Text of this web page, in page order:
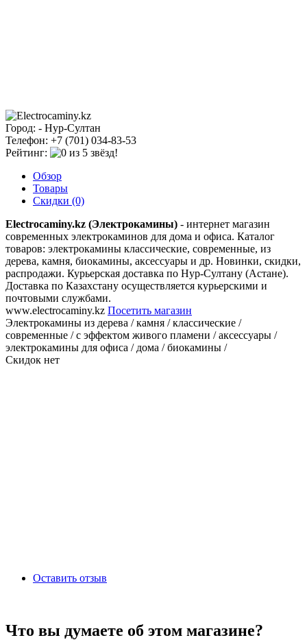
Город: - Нур-Султан
Телефон: +7 (701) 034-83-53
Рейтинг:
Обзор
Товары
Скидки (0)
Electrocaminy.kz (Электрокамины) - интернет магазин
современных электрокаминов для дома и офиса. Каталог
товаров: электрокамины классические, современные, из
дерева, камня, биокамины, аксессуары и др. Новинки, скидки,
распродажи. Курьерская доставка по Нур-Султану (Астане).
Доставка по Казахстану осуществляется курьерскими и
почтовыми службами.
www.electrocaminy.kz Посетить магазин
Электрокамины из дерева / камня / классические /
современные / с эффектом живого пламени / аксессуары /
электрокамины для офиса / дома / биокамины /
Скидок нет
Оставить отзыв
Что вы думаете об этом магазине?